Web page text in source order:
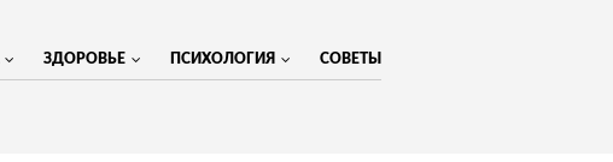
ЗДОРОВЬЕ ПСИХОЛОГИЯ СОВЕТЫ